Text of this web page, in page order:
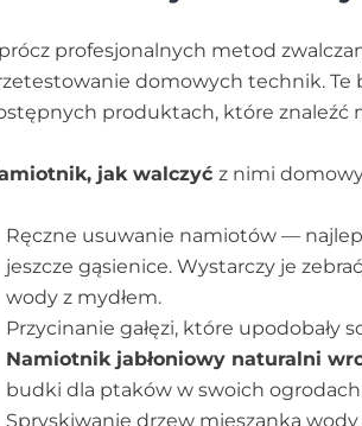
profesjonalnych metod
domowych technik. Te
produktach, które znaleźć
jak walczyć z nimi
Ręczne usuwanie namiotów —
jeszcze gąsienice. Wystarczy je
wody z mydłem.
Przycinanie gałęzi, które upodobały
Namiotnik jabłoniowy naturalni
budki dla ptaków w swoich
Spryskiwanie drzew mieszanką